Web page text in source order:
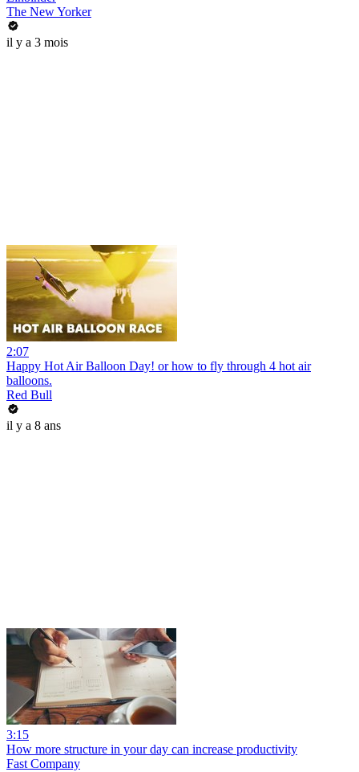
The New Yorker
il y a 3 mois
2:07
Happy Hot Air Balloon Day! or how to fly through 4 hot air
balloons.
Red Bull
il y a 8 ans
3:15
How more structure in your day can increase productivity
Fast Company